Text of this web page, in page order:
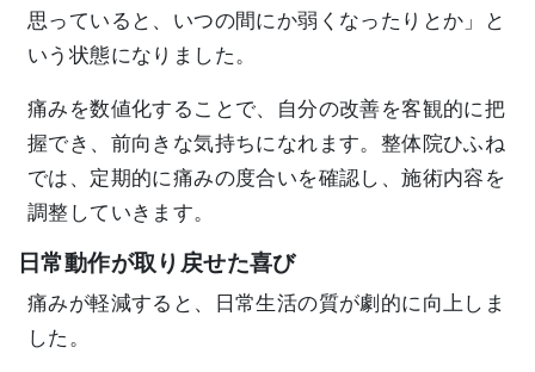
思っていると、いつの間にか弱くなったりとか」と
いう状態になりました。
痛みを数値化することで、自分の改善を客観的に把
握でき、前向きな気持ちになれます。整体院ひふね
では、定期的に痛みの度合いを確認し、施術内容を
調整していきます。
日常動作が取り戻せた喜び
痛みが軽減すると、日常生活の質が劇的に向上しま
した。